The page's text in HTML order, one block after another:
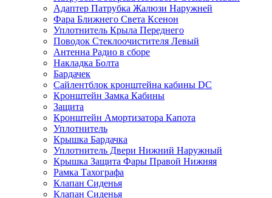
Адаптер Патрубка Жалюзи Наружней
Фара Ближнего Света Ксенон
Уплотнитель Крыла Переднего
Поводок Стеклоочистителя Левый
Антенна Радио в сборе
Накладка Болта
Бардачек
Сайлентблок кронштейна кабины DC
Кронштейн Замка Кабины
Защита
Кронштейн Амортизатора Капота
Уплотнитель
Крышка Бардачка
Уплотнитель Двери Нижний Наружный
Крышка Защита Фары Правой Нижняя
Рамка Тахографа
Клапан Сиденья
Клапан Сиденья